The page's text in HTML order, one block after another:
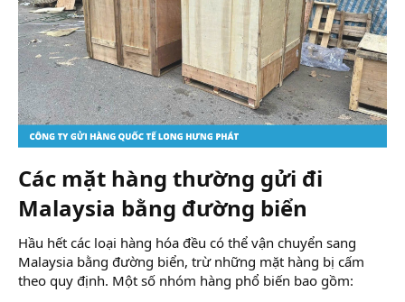
Các mặt hàng thường gửi đi
Malaysia bằng đường biển​
Hầu hết các loại hàng hóa đều có thể vận chuyển sang
Malaysia bằng đường biển, trừ những mặt hàng bị cấm
theo quy định. Một số nhóm hàng phổ biến bao gồm: